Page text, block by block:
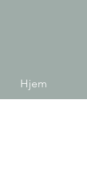
Hjem